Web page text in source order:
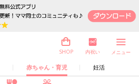
赤ちゃん・育児 妊活
SHOP 内祝い メニュー